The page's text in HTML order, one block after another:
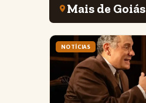
Mais de Goiás
NOTÍCIAS